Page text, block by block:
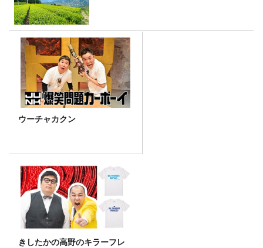
ウーチャカクン
きしたかの高野のキラーフレ